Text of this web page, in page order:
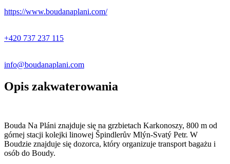
https://www.boudanaplani.com/
+420 737 237 115
info@boudanaplani.com
Opis zakwaterowania
Bouda Na Pláni znajduje się na grzbietach Karkonoszy, 800 m od
górnej stacji kolejki linowej Špindlerův Mlýn-Svatý Petr. W
Boudzie znajduje się dozorca, który organizuje transport bagażu i
osób do Boudy.